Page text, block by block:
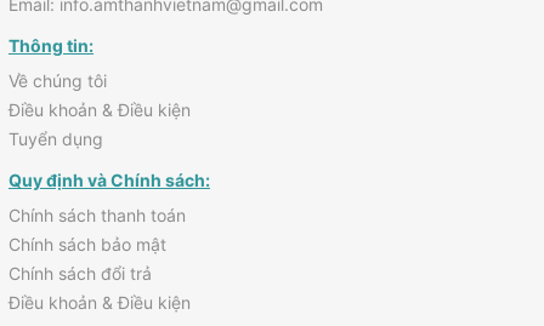
Email: info.amthanhvietnam@gmail.com
Thông tin:
Về chúng tôi
Điều khoản & Điều kiện
Tuyển dụng
Quy định và Chính sách:
Chính sách thanh toán
Chính sách bảo mật
Chính sách đổi trả
Điều khoản & Điều kiện